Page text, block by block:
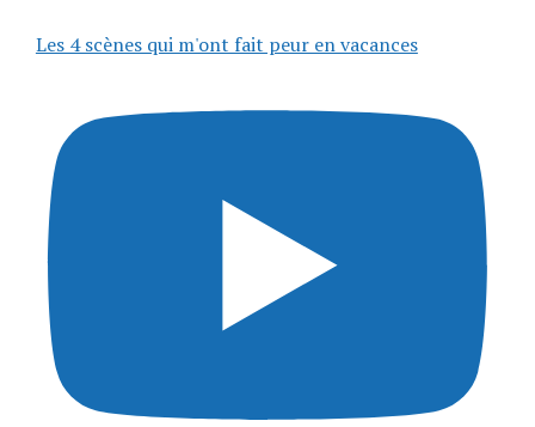
Les 4 scènes qui m'ont fait peur en vacances